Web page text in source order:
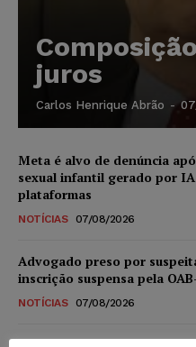
juros
Carlos Henrique Abrão -
Meta é alvo de denúncia
sexual infantil gerado por IA
plataformas
NOTÍCIAS 07/08/2026
Advogado preso por
inscrição suspensa pela
NOTÍCIAS 07/08/2026